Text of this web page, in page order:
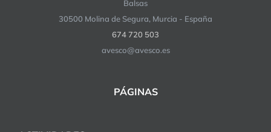
Balsas
30500 Molina de Segura, Murcia - España
674 720 503
avesco@avesco.es
PÁGINAS